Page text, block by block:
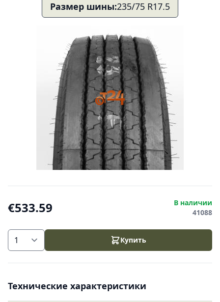
Размер шины:235/75 R17.5
€533.59
В наличии
41088
Купить
Технические характеристики